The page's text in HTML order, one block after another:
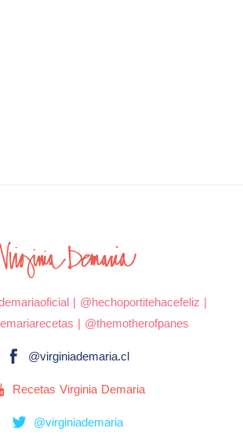
| @hechoportitehacefeliz |
| @themotherofpanes
@virginiademaria.cl
Recetas Virginia Demaria
@virginiademaria